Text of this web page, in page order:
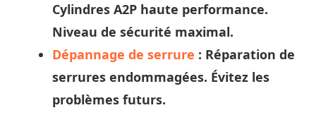
Cylindres A2P haute performance.
Niveau de sécurité maximal.
Dépannage de serrure : Réparation de
serrures endommagées. Évitez les
problèmes futurs.